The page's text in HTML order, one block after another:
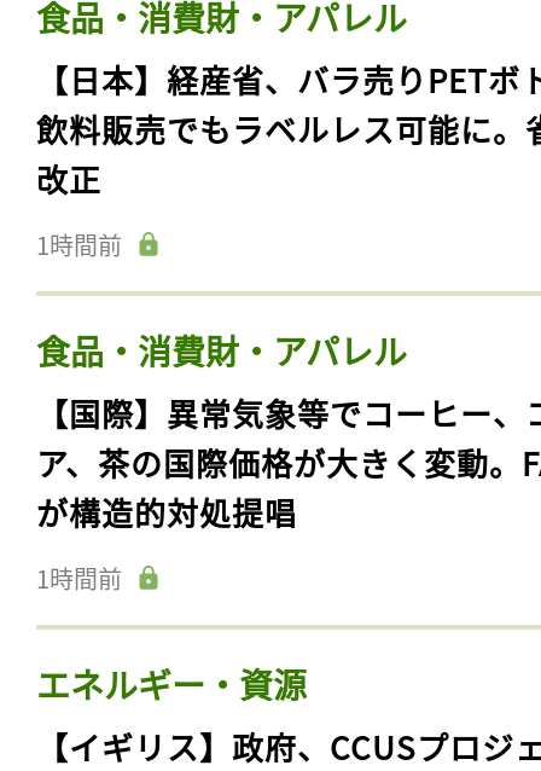
食品・消費財・アパレル
【日本】経産省、バラ売りPETボ
飲料販売でもラベルレス可能に。
改正
1時間前
食品・消費財・アパレル
【国際】異常気象等でコーヒー、
ア、茶の国際価格が大きく変動。
が構造的対処提唱
1時間前
エネルギー・資源
【イギリス】政府、CCUSプロジ